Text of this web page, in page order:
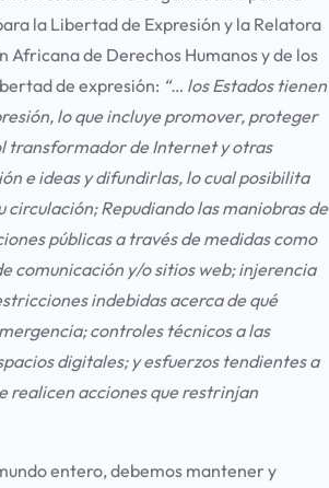
la Libertad de Expresión y la Relatora
Africana de Derechos Humanos y de los
de expresión: “… los Estados tienen
lo que incluye promover, proteger
transformador de Internet y otras
e ideas y difundirlas, lo cual posibilita
Repudiando las maniobras de
públicas a través de medidas como
comunicación y/o sitios web; injerencia
indebidas acerca de qué
controles técnicos a las
digitales; y esfuerzos tendientes a
realicen acciones que restrinjan
entero, debemos mantener y